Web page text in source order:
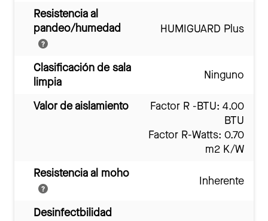
Resistencia al
pandeo/humedad
HUMIGUARD Plus
Clasificación de sala
limpia
Ninguno
Valor de aislamiento
Factor R -BTU: 4.00
BTU
Factor R-Watts: 0.70
m2 K/W
Resistencia al moho
Inherente
Desinfectbilidad